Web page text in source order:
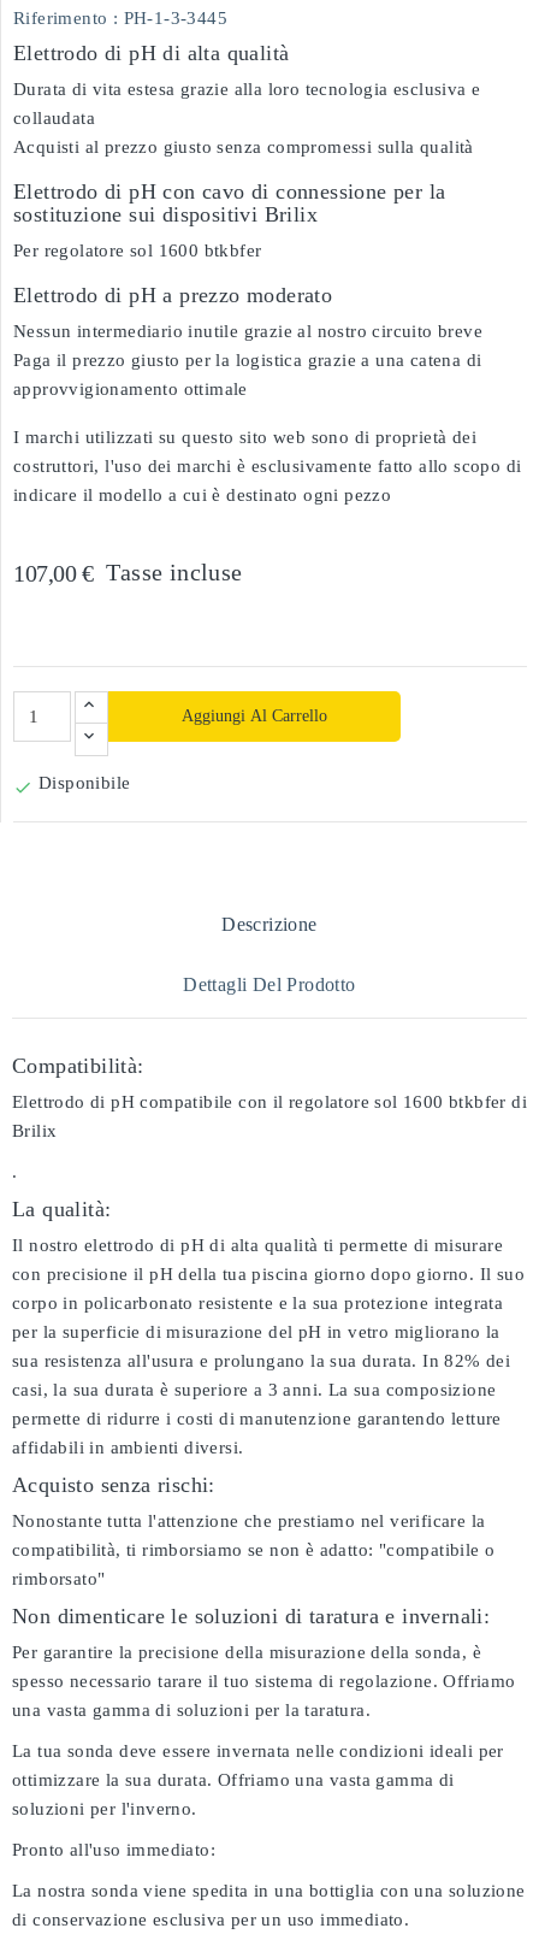
Riferimento : PH-1-3-3445
Elettrodo di pH di alta qualità
Durata di vita estesa grazie alla loro tecnologia esclusiva e
collaudata
Acquisti al prezzo giusto senza compromessi sulla qualità
Elettrodo di pH con cavo di connessione per la
sostituzione sui dispositivi Brilix
Per regolatore sol 1600 btkbfer
Elettrodo di pH a prezzo moderato
Nessun intermediario inutile grazie al nostro circuito breve
Paga il prezzo giusto per la logistica grazie a una catena di
approvvigionamento ottimale
I marchi utilizzati su questo sito web sono di proprietà dei
costruttori, l'uso dei marchi è esclusivamente fatto allo scopo di
indicare il modello a cui è destinato ogni pezzo
107,00 € Tasse incluse
Aggiungi Al Carrello
 Disponibile
Descrizione
Dettagli Del Prodotto
Compatibilità:
Elettrodo di pH compatibile con il regolatore sol 1600 btkbfer di
Brilix
.
La qualità:
Il nostro elettrodo di pH di alta qualità ti permette di misurare
con precisione il pH della tua piscina giorno dopo giorno. Il suo
corpo in policarbonato resistente e la sua protezione integrata
per la superficie di misurazione del pH in vetro migliorano la
sua resistenza all'usura e prolungano la sua durata. In 82% dei
casi, la sua durata è superiore a 3 anni. La sua composizione
permette di ridurre i costi di manutenzione garantendo letture
affidabili in ambienti diversi.
Acquisto senza rischi:
Nonostante tutta l'attenzione che prestiamo nel verificare la
compatibilità, ti rimborsiamo se non è adatto: "compatibile o
rimborsato"
Non dimenticare le soluzioni di taratura e invernali:
Per garantire la precisione della misurazione della sonda, è
spesso necessario tarare il tuo sistema di regolazione. Offriamo
una vasta gamma di soluzioni per la taratura.
La tua sonda deve essere invernata nelle condizioni ideali per
ottimizzare la sua durata. Offriamo una vasta gamma di
soluzioni per l'inverno.
Pronto all'uso immediato:
La nostra sonda viene spedita in una bottiglia con una soluzione
di conservazione esclusiva per un uso immediato.